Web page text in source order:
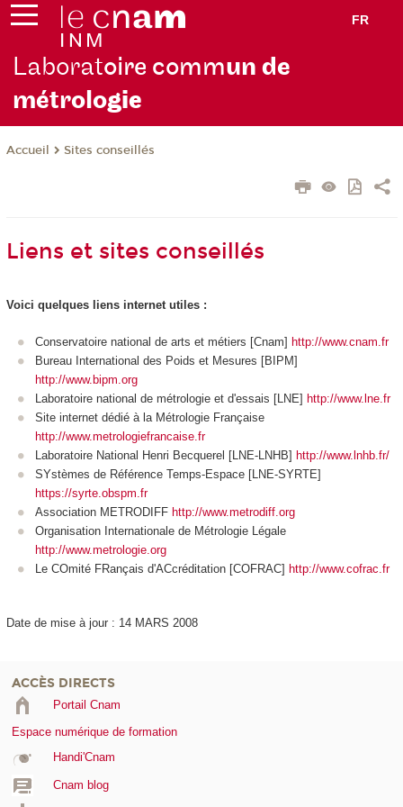
FR
Laboratoire commun de
métrologie
Accueil Sites conseillés
Liens et sites conseillés
Voici quelques liens internet utiles :
Conservatoire national de arts et métiers [Cnam] http://www.cnam.fr
Bureau International des Poids et Mesures [BIPM]
http://www.bipm.org
Laboratoire national de métrologie et d'essais [LNE] http://www.lne.fr
Site internet dédié à la Métrologie Française
http://www.metrologiefrancaise.fr
Laboratoire National Henri Becquerel [LNE-LNHB] http://www.lnhb.fr/
SYstèmes de Référence Temps-Espace [LNE-SYRTE]
https://syrte.obspm.fr
Association METRODIFF http://www.metrodiff.org
Organisation Internationale de Métrologie Légale
http://www.metrologie.org
Le COmité FRançais d'ACcréditation [COFRAC] http://www.cofrac.fr
Date de mise à jour : 14 MARS 2008
ACCÈS DIRECTS
Portail Cnam
Espace numérique de formation
Handi'Cnam
Cnam blog